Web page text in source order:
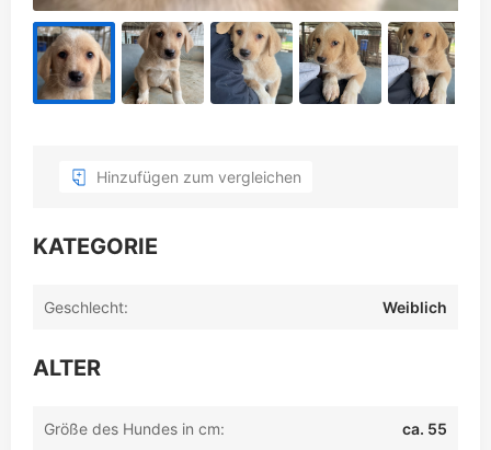
Hinzufügen zum vergleichen
KATEGORIE
Geschlecht: Weiblich
ALTER
Größe des Hundes in cm: ca. 55